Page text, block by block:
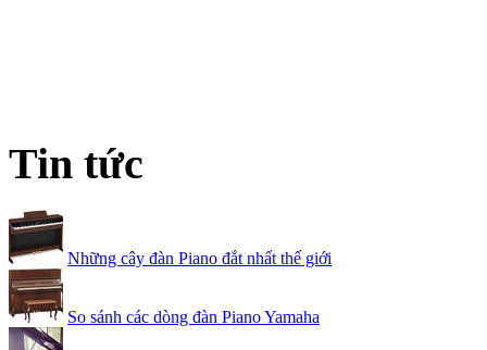
Tin tức
Những cây đàn Piano đắt nhất thế giới
So sánh các dòng đàn Piano Yamaha